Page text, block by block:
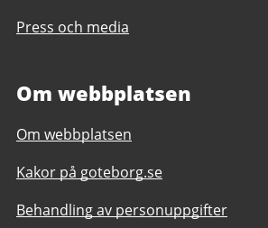
Press och media
Om webbplatsen
Om webbplatsen
Kakor på goteborg.se
Behandling av personuppgifter